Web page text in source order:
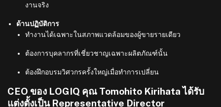
งานจริง
ด้านปฏิบัติการ
ทำงานได้เฉพาะในสภาพแวดล้อมของผู้ขายรายเดียว
ต้องการบุคลากรที่เชี่ยวชาญเฉพาะผลิตภัณฑ์นั้น
ต้องฝึกอบรมวิศวกรครั้งใหญ่เมื่อทำการเปลี่ยน
CEO ของ LOGIQ คุณ Tomohito Kirihata ได้รับ
แต่งตั้งเป็น Representative Director